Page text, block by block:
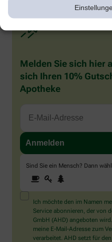
Melden Sie sich hier
sich Ihren 10%
Apotheke
Sind Sie ein Mensch? Dann
Sind
Sie
ein
Mensch?
Dann
wählen
Sie
bitte
1 2
Ich möchte den im Namen
Service abonnieren, der von
GmbH (AHD) angeboten
meine E-Mail-Adresse zum
verarbeitet. AHD setzt für